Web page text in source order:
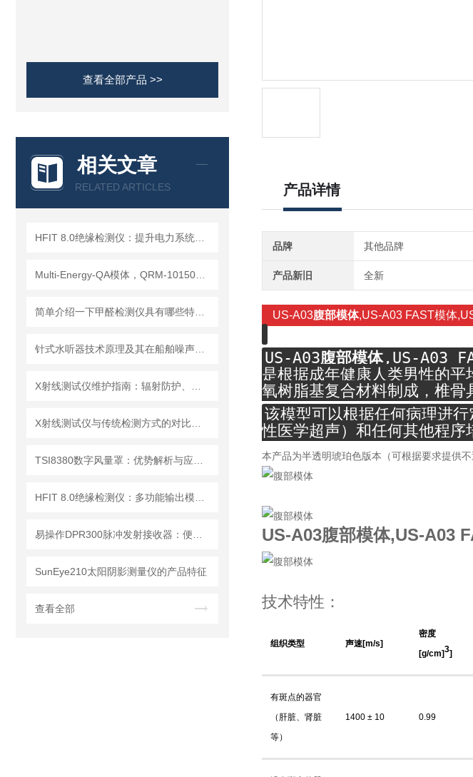
查看全部产品 >>
相关文章
RELATED ARTICLES
SunEye210太阳阴影测量仪的产品特征
查看全部
产品详情
品牌 其他品牌
产品新旧 全新
US-A03腹部模体,US-A03 FAST模体
US-A03腹部模体,US-A03
是根据成年健康人类男性的
氧树脂基复合材料制成，椎骨
该模型可以根据任何病理进
性医学超声）和任何其他程序
本产品为半透明琥珀色版本（可根据要求提供
US-A03腹部模体,US-A03
技术特性：
组织类型 声速[m/s]
密度
[g/cm]3]
有斑点的器官
（肝脏、肾脏
等）
1400 ± 10 0.99